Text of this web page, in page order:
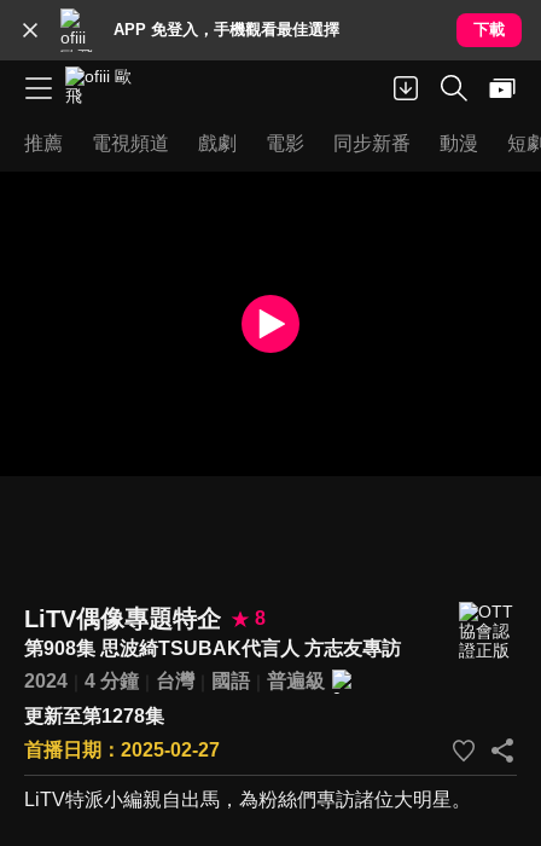
APP 免登入，手機觀看最佳選擇 下載
推薦 電視頻道 戲劇 電影 同步新番 動漫 短
LiTV偶像專題特企
8
第908集 思波綺TSUBAK代言人 方志友專訪
2024
4 分鐘 台灣 國語
普遍級
更新至第1278集
首播日期：2025-02-27
LiTV特派小編親自出馬，為粉絲們專訪諸位大明星。